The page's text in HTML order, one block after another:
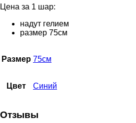
Цена за 1 шар:
надут гелием
размер 75см
Размер 75см
Цвет Синий
Отзывы